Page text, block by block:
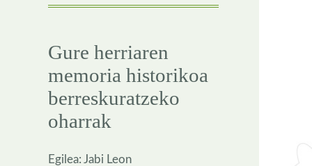
Gure herriaren
memoria historikoa
berreskuratzeko
oharrak
Egilea: Jabi Leon